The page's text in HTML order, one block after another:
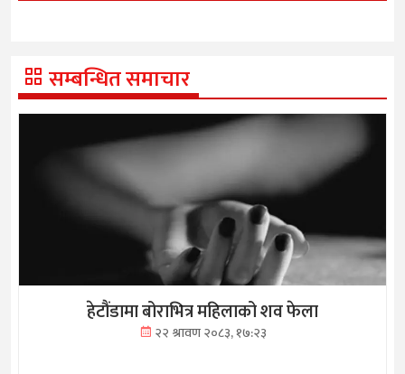
सम्बन्धित समाचार
हेटौंडामा बोराभित्र महिलाको शव फेला
२२ श्रावण २०८३, १७:२३